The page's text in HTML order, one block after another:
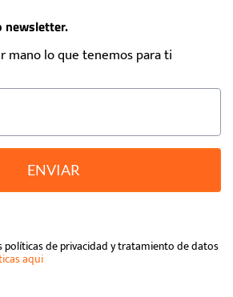
newsletter.
mano lo que tenemos para ti
ENVIAR
políticas de privacidad y tratamiento de datos